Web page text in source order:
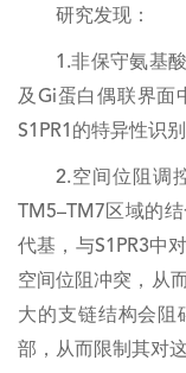
研究发现：
1.非保守氨基
及Gi蛋白偶联界面
S1PR1的特异性识
2.空间位阻调
TM5–TM7区域的
代基，与S1PR3中
空间位阻冲突，从
大的支链结构会阻
部，从而限制其对